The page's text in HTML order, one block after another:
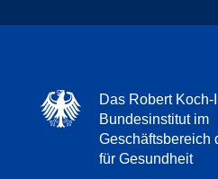
Das Robert Koch-
Bundesinstitut im
Geschäftsbereich
für Gesundheit